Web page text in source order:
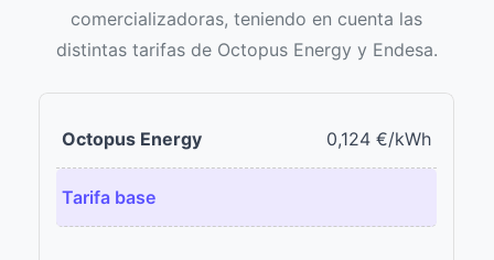
comercializadoras, teniendo en cuenta las
distintas tarifas de Octopus Energy y Endesa.
0,124 €/kWh
Tarifa base